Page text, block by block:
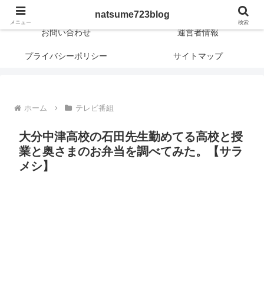
日常に新しさや興味深さや面白さを！
お問い合わせ 運営者情報
プライバシーポリシー サイトマップ
ホーム テレビ番組
大分中津高校の石田先生勤めてる高校と授
業と奥さまのお弁当を調べてみた。【サラ
メシ】
メニュー
natsume723blog
検索